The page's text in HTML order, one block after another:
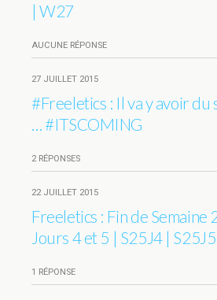
| W27
AUCUNE RÉPONSE
27 JUILLET 2015
#Freeletics : Il va y avoir du
… #ITSCOMING
2 RÉPONSES
22 JUILLET 2015
Freeletics : Fin de Semaine
Jours 4 et 5 | S25J4 | S25J5
1 RÉPONSE